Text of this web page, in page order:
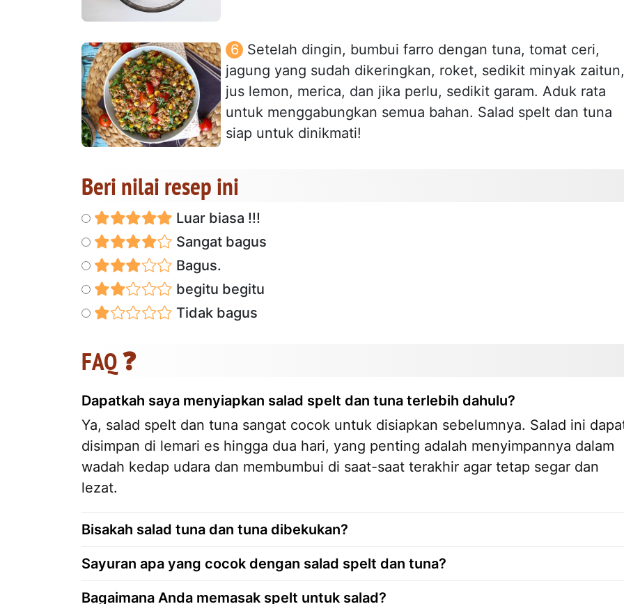
Setelah dingin, bumbui farro dengan tuna, tomat ceri,
jagung yang sudah dikeringkan, roket, sedikit minyak zaitun,
jus lemon, merica, dan jika perlu, sedikit garam. Aduk rata
untuk menggabungkan semua bahan. Salad spelt dan tuna
siap untuk dinikmati!
Beri nilai resep ini
Luar biasa !!!
Sangat bagus
Bagus.
begitu begitu
Tidak bagus
FAQ ❓
Dapatkah saya menyiapkan salad spelt dan tuna terlebih dahulu?
Ya, salad spelt dan tuna sangat cocok untuk disiapkan sebelumnya. Salad ini
disimpan di lemari es hingga dua hari, yang penting adalah menyimpannya dalam
wadah kedap udara dan membumbui di saat-saat terakhir agar tetap segar dan
lezat.
Bisakah salad tuna dan tuna dibekukan?
Sayuran apa yang cocok dengan salad spelt dan tuna?
Bagaimana Anda memasak spelt untuk salad?